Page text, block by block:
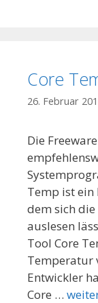
Core
26. Februar
Die
Temp ist ein
dem sich
auslesen
Tool Core
Temperatur
Entwickler
Core …